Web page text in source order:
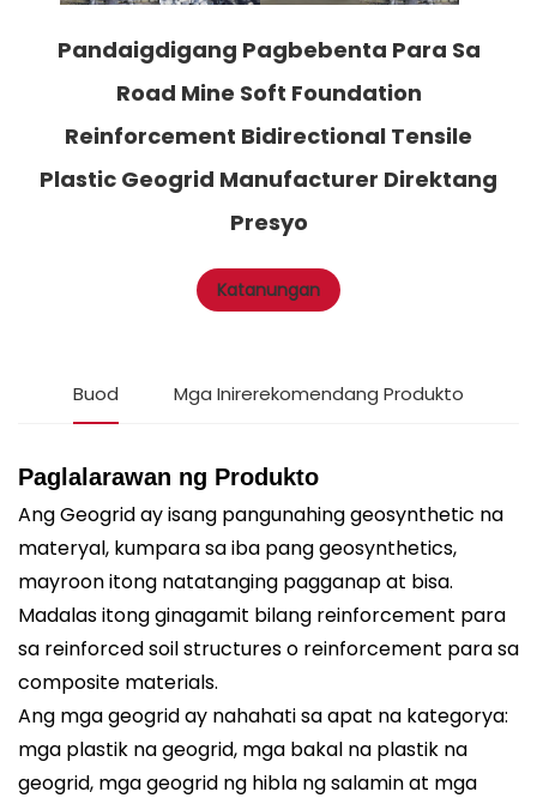
Pandaigdigang Pagbebenta Para Sa
Road Mine Soft Foundation
Reinforcement Bidirectional Tensile
Plastic Geogrid Manufacturer Direktang
Presyo
Katanungan
Buod Mga Inirerekomendang Produkto
Paglalarawan ng Produkto
Ang Geogrid ay isang pangunahing geosynthetic na
materyal, kumpara sa iba pang geosynthetics,
mayroon itong natatanging pagganap at bisa.
Madalas itong ginagamit bilang reinforcement para
sa reinforced soil structures o reinforcement para sa
composite materials.
Ang mga geogrid ay nahahati sa apat na kategorya:
mga plastik na geogrid, mga bakal na plastik na
geogrid, mga geogrid ng hibla ng salamin at mga